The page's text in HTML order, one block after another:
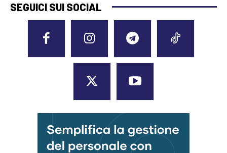
SEGUICI SUI SOCIAL